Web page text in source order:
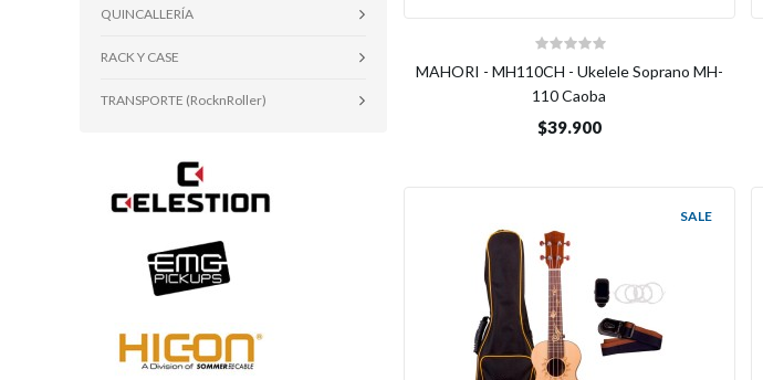
QUINCALLERÍA
RACK Y CASE
TRANSPORTE (RocknRoller)
MAHORI - MH110CH - Ukelele Soprano MH-
110 Caoba
$39.900
SALE